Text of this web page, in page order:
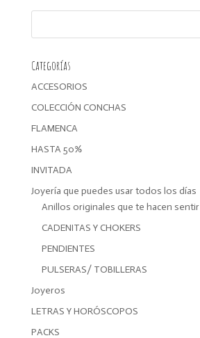
era:
es:
Categorías
ACCESORIOS
COLECCIÓN CONCHAS
FLAMENCA
HASTA 50%
INVITADA
Joyería que puedes usar todos los días
Anillos originales que te hacen sentir
CADENITAS Y CHOKERS
PENDIENTES
PULSERAS/ TOBILLERAS
Joyeros
LETRAS Y HORÓSCOPOS
PACKS